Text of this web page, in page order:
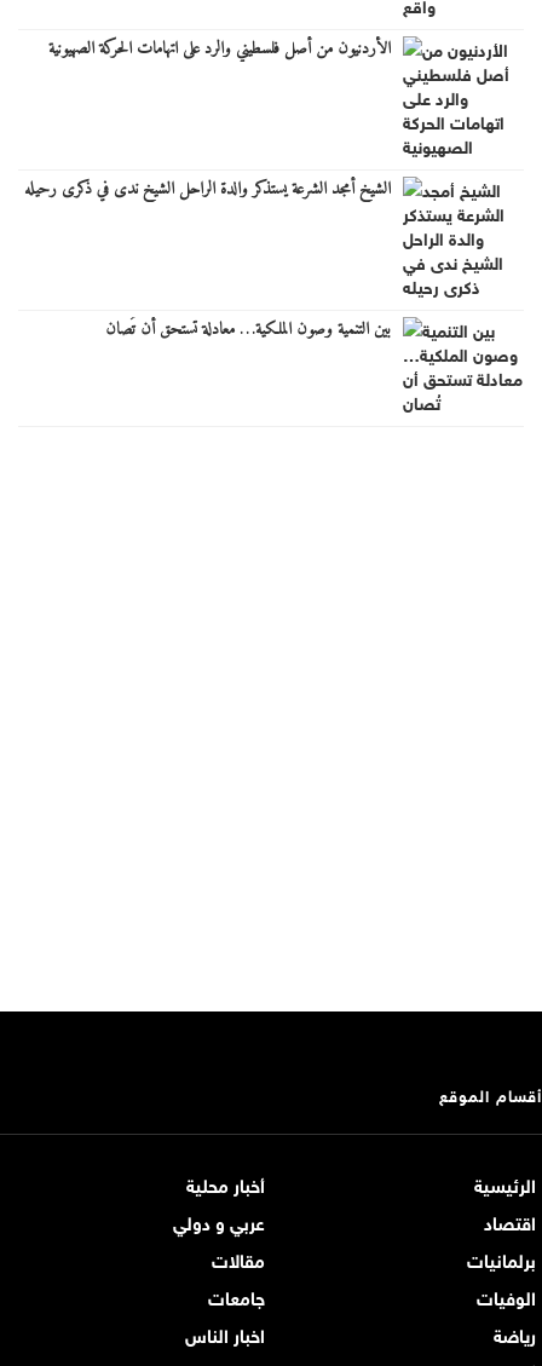
الأردنيون من أصل فلسطيني والرد على اتهامات الحركة الصهيونية
الشيخ أمجد الشرعة يستذكر والدة الراحل الشيخ ندى في ذكرى رحيله
بين التنمية وصون الملكية… معادلة تستحق أن تُصان
أقسام الموقع
الرئيسية
أخبار محلية
اقتصاد
عربي و دولي
برلمانيات
مقالات
الوفيات
جامعات
رياضة
اخبار الناس